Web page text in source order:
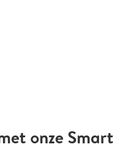
onze Smart